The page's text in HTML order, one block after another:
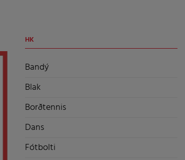
HK
Bandý
Blak
Borðtennis
Dans
Fótbolti